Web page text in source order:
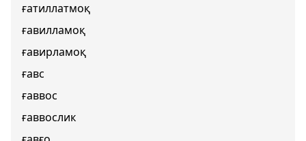
ғатиллатмоқ
ғавилламоқ
ғавирламоқ
ғавс
ғаввос
ғаввослик